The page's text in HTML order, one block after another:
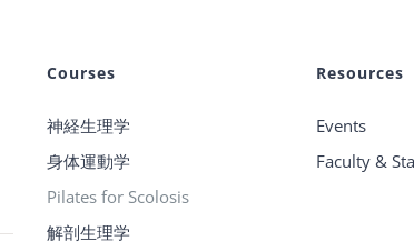
Courses
神経生理学
身体運動学
Pilates for Scolosis
解剖生理学
Resources
Events
Faculty &